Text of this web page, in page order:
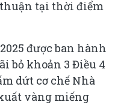
tại thời điểm
được ban hành
bỏ khoản 3 Điều 4
dứt cơ chế Nhà
vàng miếng